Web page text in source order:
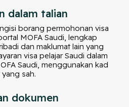
dalam talian
borang permohonan visa
MOFA Saudi, lengkap
dan maklumat lain yang
visa pelajar Saudi dalam
Saudi, menggunakan kad
sah.
dokumen